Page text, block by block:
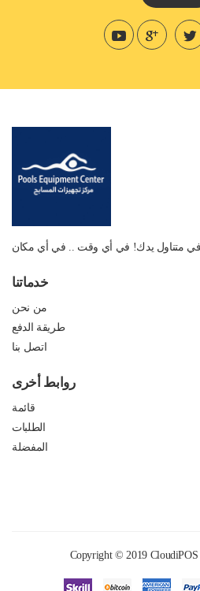
في متناول يدك! في أي وقت .. في أي مكان
خدماتنا
من نحن
طريقة الدفع
اتصل بنا
روابط أخرى
قائمة
الطلبات
المفضلة
Copyright © 2019 CloudiPOS